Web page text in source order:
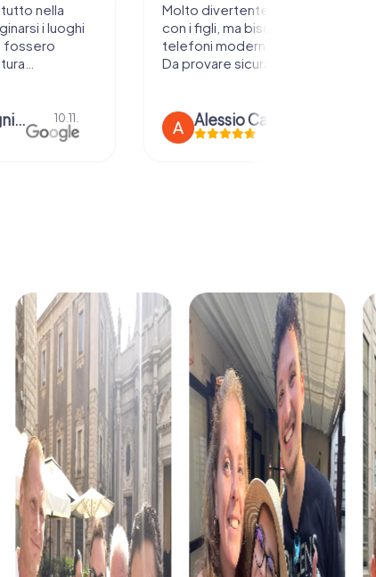
nella
i luoghi
fossero
anna severgnini 10.11.
Molto divertente da sperimentare
con i figli, ma bisogna avere
telefoni moderni e rete stabile.
Da provare sicuramente !
Alessio Car